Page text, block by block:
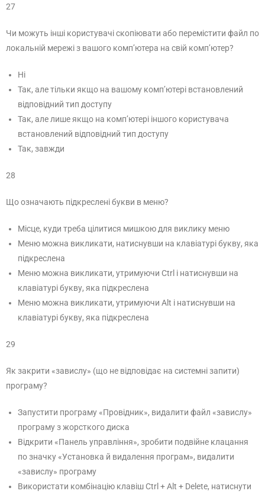
27
Чи можуть інші користувачі скопіювати або перемістити файл по
локальній мережі з вашого комп’ютера на свій комп’ютер?
Ні
Так, але тільки якщо на вашому комп’ютері встановлений
відповідний тип доступу
Так, але лише якщо на комп’ютері іншого користувача
встановлений відповідний тип доступу
Так, завжди
28
Що означають підкреслені букви в меню?
Місце, куди треба цілитися мишкою для виклику меню
Меню можна викликати, натиснувши на клавіатурі букву, яка
підкреслена
Меню можна викликати, утримуючи Ctrl і натиснувши на
клавіатурі букву, яка підкреслена
Меню можна викликати, утримуючи Alt і натиснувши на
клавіатурі букву, яка підкреслена
29
Як закрити «завислу» (що не відповідає на системні запити)
програму?
Запустити програму «Провідник», видалити файл «завислу»
програму з жорсткого диска
Відкрити «Панель управління», зробити подвійне клацання
по значку «Установка й видалення програм», видалити
«завислу» програму
Використати комбінацію клавіш Ctrl + Alt + Delete, натиснути